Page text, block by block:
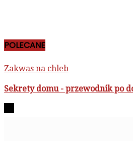
POLECANE
Zakwas na chleb
Sekrety domu - przewodnik po